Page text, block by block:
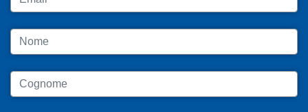
Nome
Cognome